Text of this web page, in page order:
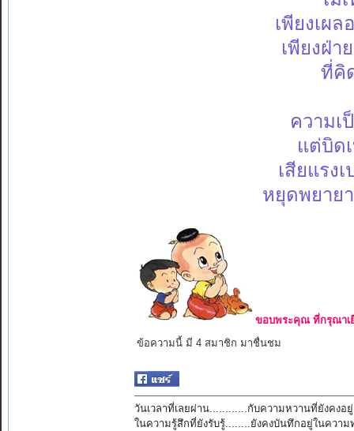
เพียงเผ
เพียงฝ่า
ที่คิ
ความเ
แต่บิด
เสียแรง
หยุดพยาย
ขอบพระคุณ ที่กรุณาเ
ข้อความนี้ มี 4 สมาชิก มาชื่นชม
วันเวลาที่เลยผ่าน............กับความหวานที่ยังคงอยู่
ในความรู้สึกที่ยังรับรู้........ยังคงบันทึกอยู่ในความ